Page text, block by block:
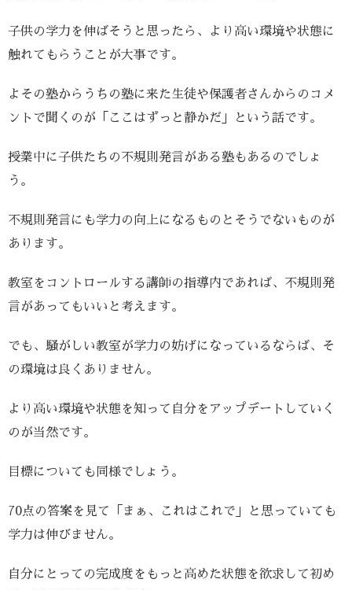
子供の学力を伸ばそうと思ったら、より高い環境や状態に
触れてもらうことが大事です。
よその塾からうちの塾に来た生徒や保護者さんからのコメ
ントで聞くのが「ここはずっと静かだ」という話です。
授業中に子供たちの不規則発言がある塾もあるのでしょ
う。
不規則発言にも学力の向上になるものとそうでないものが
あります。
教室をコントロールする講師の指導内であれば、不規則発
言があってもいいと考えます。
でも、騒がしい教室が学力の妨げになっているならば、そ
の環境は良くありません。
より高い環境や状態を知って自分をアップデートしていく
のが当然です。
目標についても同様でしょう。
70点の答案を見て「まぁ、これはこれで」と思っていても
学力は伸びません。
自分にとっての完成度をもっと高めた状態を欲求して初め